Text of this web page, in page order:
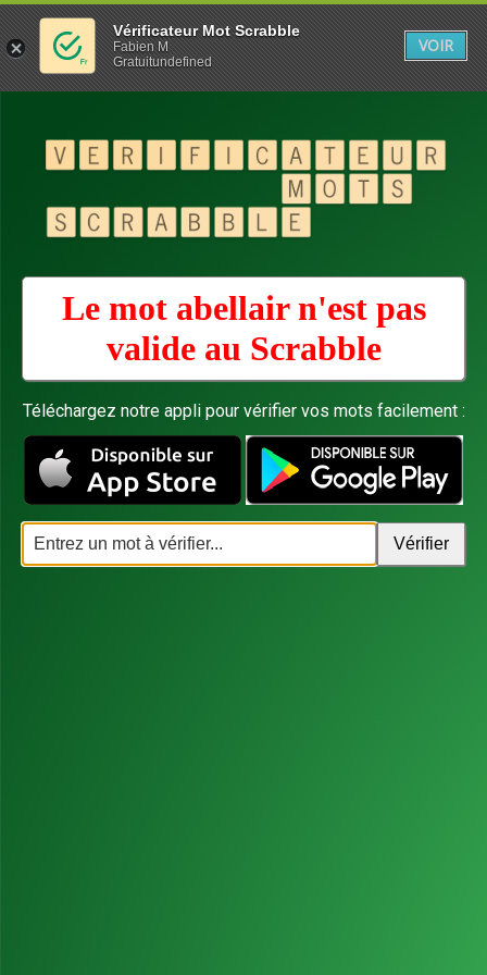
Le mot abellair n'est pas
valide au Scrabble
Téléchargez notre appli pour vérifier vos mots facilement :
Vérificateur Mot Scrabble
Fabien M
Gratuitundefined
VOIR